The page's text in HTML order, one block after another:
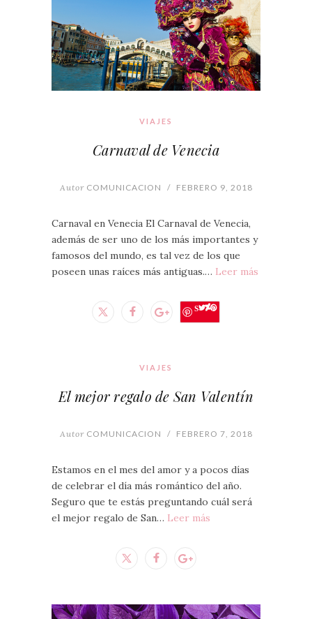
VIAJES
Carnaval de Venecia
AutorCOMUNICACION / FEBRERO 9, 2018
Carnaval en Venecia El Carnaval de Venecia,
además de ser uno de los más importantes y
famosos del mundo, es tal vez de los que
poseen unas raíces más antiguas.… Leer más
Save
VIAJES
El mejor regalo de San Valentín
AutorCOMUNICACION / FEBRERO 7, 2018
Estamos en el mes del amor y a pocos días
de celebrar el día más romántico del año.
Seguro que te estás preguntando cuál será
el mejor regalo de San… Leer más